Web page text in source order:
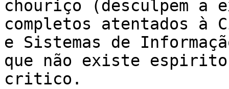
chouriço (desculpem a
completos atentados à
e Sistemas de
que não existe espirito
critico.